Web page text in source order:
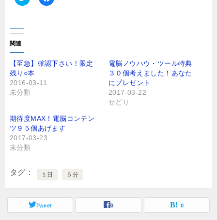
ク
し
て
T
i
t
t
e
r
で
共
し
い
ウ
ィ
ン
ド
開
き
F
共
有
る
に
ク
し
て
く
し
ン
ド
ウ
関連
【至急】確認下さい！限定
残り○本
2016-03-11
未分類
電脳ノウハウ・ツール特典
３０個考えました！あなた
にプレゼント
2017-03-22
せどり
期待度MAX！電脳コンテン
ツ９５個あげます
2017-03-23
未分類
タグ １日 ５分
Tweet 0 0